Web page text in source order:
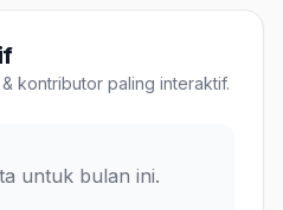
kontributor paling interaktif.
untuk bulan ini.